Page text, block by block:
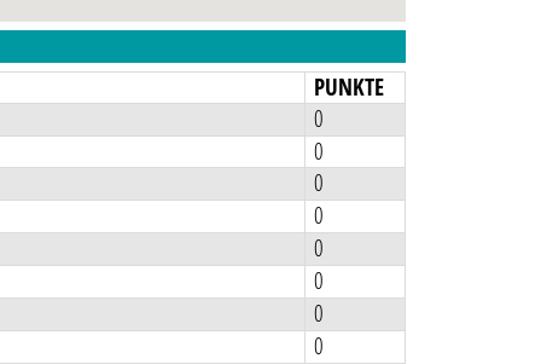
PUNKTE
0
0
0
0
0
0
0
0